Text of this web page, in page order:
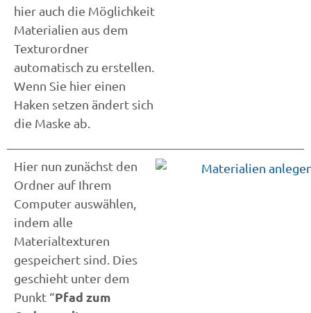
hier auch die Möglichkeit
Materialien aus dem
Texturordner
automatisch zu erstellen.
Wenn Sie hier einen
Haken setzen ändert sich
die Maske ab.
Hier nun zunächst den
Ordner auf Ihrem
Computer auswählen,
indem alle
Materialtexturen
gespeichert sind. Dies
geschieht unter dem
Punkt “Pfad zum